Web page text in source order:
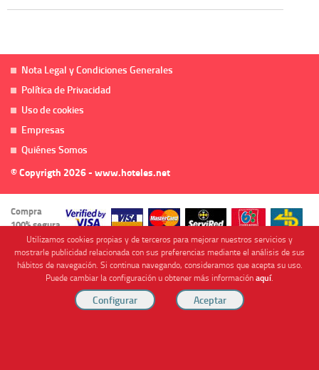
Nota Legal y Condiciones Generales
Política de Privacidad
Uso de cookies
Empresas
Quiénes Somos
© Copyrigth 2026 - www.hoteles.net
Compra
100% segura
Cofinanciado por
Utilizamos cookies propias y de terceros para mejorar nuestros servicios y
mostrarle publicidad relacionada con sus preferencias mediante el análisis de sus
hábitos de navegación. Si continua navegando, consideramos que acepta su uso.
Puede cambiar la configuración u obtener más informaciónaquí.